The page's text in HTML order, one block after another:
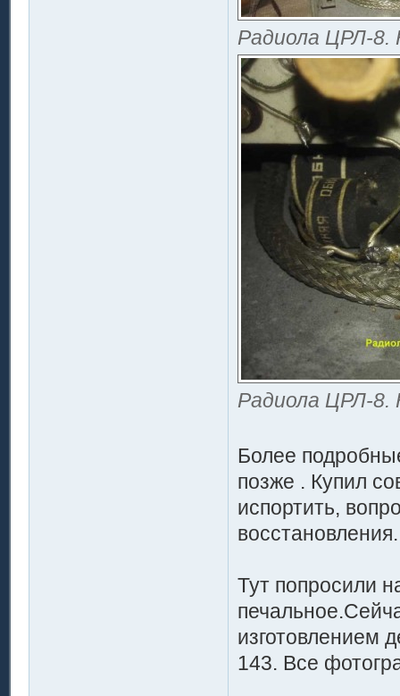
Радиола ЦРЛ-8.
Радиола ЦРЛ-8.
Более
позже . Купил
испортить,
Тут попросили
изготовлением
143. Все